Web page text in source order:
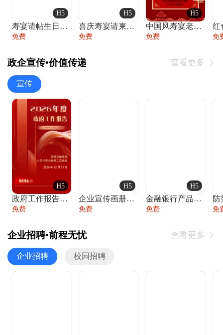
H5
寿宴请帖生日宴邀请函老人寿星生日快乐祝寿
免费
H5
喜庆寿宴请柬老人生日宴会邀请函请柬过大寿
免费
H5
中国风寿宴老人生日宴会邀请函寿宴请帖请柬
免费 免
政企宣传•价值传递 查看更多 
宣传
H5
政府工作报告政府年终工作总结
免费
H5
企业宣传画册公司简介产品介绍业务宣传手册
免费
H5
金融银行产品宣传手册企业宣传产品介绍
免费
防
免
企业招聘•前程无忧 查看更多 
企业招聘 校园招聘